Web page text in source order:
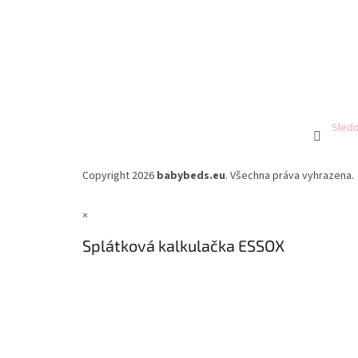
Copyright 2026 babybeds.eu. Všechna práva vyhrazena.
×
Splátková kalkulačka ESSOX